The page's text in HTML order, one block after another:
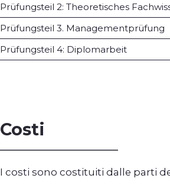
Prüfungsteil 2: Theoretisches
Prüfungsteil 3. Managementprüfung
Prüfungsteil 4: Diplomarbeit
Costi
I costi sono costituiti dalle parti